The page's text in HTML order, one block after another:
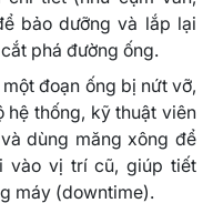
bảo dưỡng và lắp lại
phá đường ống.
đoạn ống bị nứt vỡ,
hệ thống, kỹ thuật viên
dùng măng xông để
vào vị trí cũ, giúp tiết
máy (downtime).